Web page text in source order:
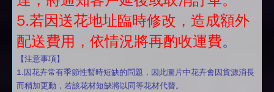
5.若因送花地址臨時修改，造成額外
配送費用，依情況將再酌收運費。
【注意事項】
1.因花卉常有季節性暫時短缺的問題，因此圖片中花卉會因貨源消長
而稍加更動，若該花材短缺將以同等花材代替。